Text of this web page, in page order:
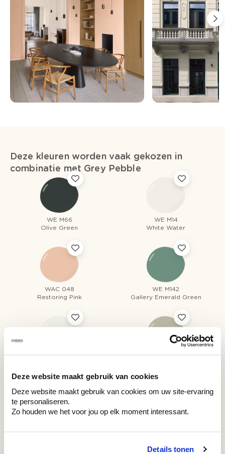
Deze website maakt gebruik van cookies
Deze website maakt gebruik van cookies om uw site-ervaring
te personaliseren.
Zo houden we het voor jou op elk moment interessant.
Details tonen
Deze kleuren worden vaak gekozen in
combinatie met Grey Pebble
WE M66
Olive Green
WE M14
White Water
WAC 048
Restoring Pink
WE M142
Gallery Emerald Green